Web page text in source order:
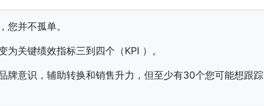
您并不孤单。
关键绩效指标三到四个（KPI ）。
牌意识，辅助转换和销售升力，但至少有30个您可能想跟踪